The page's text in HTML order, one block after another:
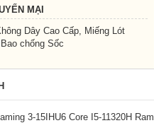
MẠI
Dây Cao Cấp, Miếng Lót
chống Sốc
3-15IHU6 Core I5-11320H Ram